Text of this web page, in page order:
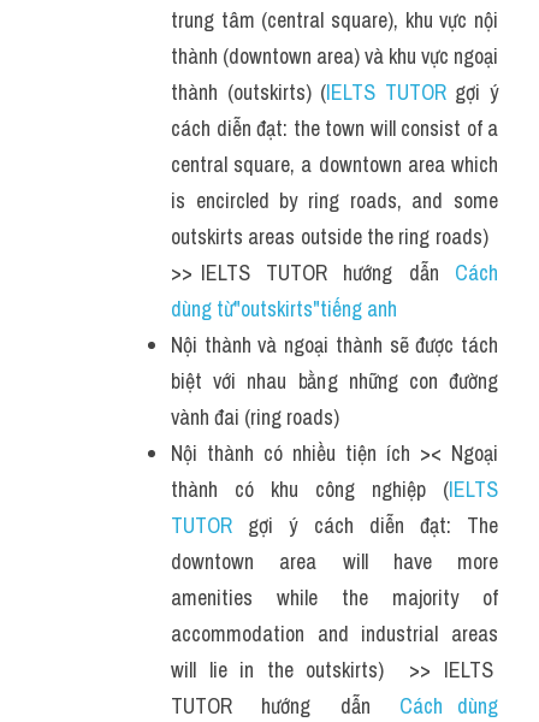
trung tâm (central square), khu vực nội
thành (downtown area) và khu vực ngoại
thành (outskirts) (IELTS TUTOR gợi ý
cách diễn đạt: the town will consist of a
central square, a downtown area which
is encircled by ring roads, and some
outskirts areas outside the ring roads)
>> IELTS  TUTOR  hướng  dẫn Cách
dùng từ"outskirts"tiếng anh
Nội thành và ngoại thành sẽ được tách
biệt với nhau bằng những con đường
vành đai (ring roads)
Nội thành có nhiều tiện ích >< Ngoại
thành có khu công nghiệp (IELTS
TUTOR gợi ý cách diễn đạt: The
downtown area will have more
amenities while the majority of
accommodation and industrial areas
will lie in the outskirts)  >> IELTS
TUTOR  hướng  dẫn Cách dùng